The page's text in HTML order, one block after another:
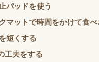
パッドを使う
マットで時間をかけて食
短くする
工夫をする